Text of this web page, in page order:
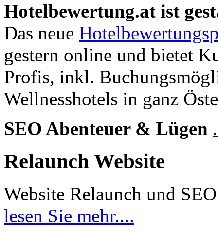
Hotelbewertung.at ist
Das neue
gestern online und bietet
Profis, inkl.
Wellnesshotels in ganz
SEO Abenteuer & Lügen
Relaunch Website
Website Relaunch und SEO
lesen Sie mehr....